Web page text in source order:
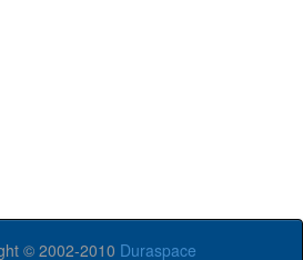
© 2002-2010 Duraspace